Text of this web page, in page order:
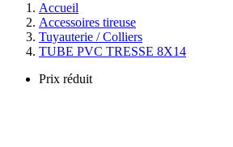
Accueil
Accessoires tireuse
Tuyauterie / Colliers
TUBE PVC TRESSE 8X14
Prix réduit